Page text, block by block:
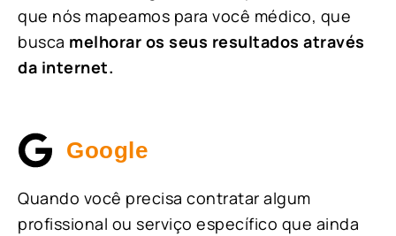
que nós mapeamos para você médico, que
busca melhorar os seus resultados através
da internet.
Google
Quando você precisa contratar algum
profissional ou serviço específico que ainda